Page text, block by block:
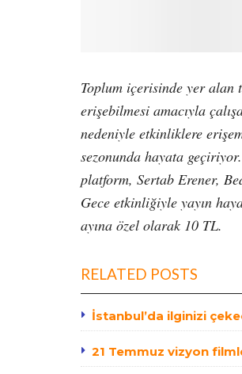
Toplum içerisinde yer
erişebilmesi amacıyla
nedeniyle etkinliklere
sezonunda hayata
platform, Sertab Erener,
Gece etkinliğiyle yayın
ayına özel olarak 10 TL.
RELATED POSTS
İstanbul’da ilginizi
21 Temmuz vizyon